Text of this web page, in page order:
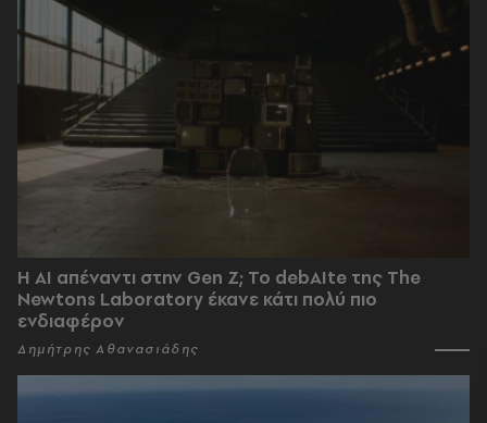
Η AI απέναντι στην Gen Z; Το debAIte της The
Newtons Laboratory έκανε κάτι πολύ πιο
ενδιαφέρον
Δημήτρης Αθανασιάδης